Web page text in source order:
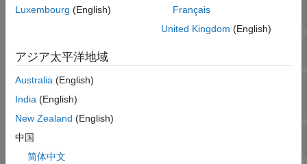
EKF SLAM
ファクター グラフ (マルチセンサー SLAM フレ
ームワーク)
Luxembourg (English)
Français
United Kingdom (English)
アジア太平洋地域
Australia (English)
India (English)
New Zealand (English)
中国
简体中文